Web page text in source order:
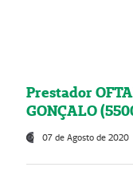
Prestador
GONÇALO
07 de Agosto de 2020